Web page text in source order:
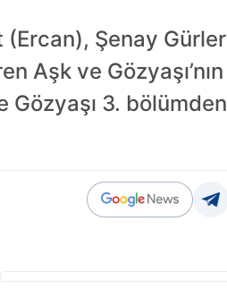
Şenay Gürler
Aşk ve Gözyaşı’nın
3. bölümden